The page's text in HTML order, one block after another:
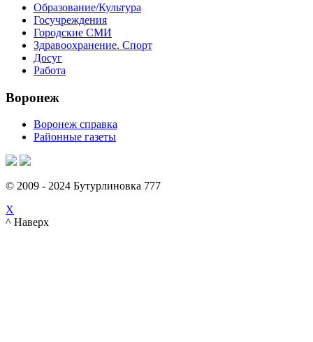
Образование/Культура
Госучреждения
Городские СМИ
Здравоохранение. Спорт
Досуг
Работа
Воронеж
Воронеж справка
Районные газеты
© 2009 - 2024 Бутурлиновка 777
X
^ Наверх